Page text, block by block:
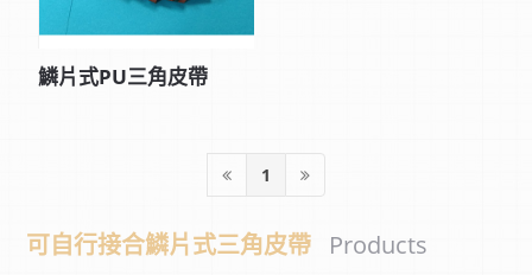
鱗片式PU三角皮帶
1
可自行接合鱗片式三角皮帶 Products